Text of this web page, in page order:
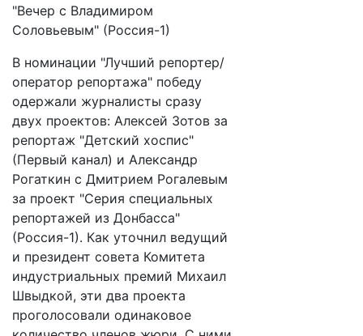
"Вечер с Владимиром
Соловьевым" (Россия-1)
В номинации "Лучший репортер/
оператор репортажа" победу
одержали журналисты сразу
двух проектов: Алексей Зотов за
репортаж "Детский хоспис"
(Первый канал) и Александр
Рогаткин с Дмитрием Рогалевым
за проект "Серия специальных
репортажей из Донбасса"
(Россия-1). Как уточнил ведущий
и президент совета Комитета
индустриальных премий Михаил
Швыдкой, эти два проекта
проголосовали одинаковое